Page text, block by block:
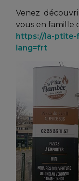
Venez
vous en famille
https://la-ptite-
lang=frt